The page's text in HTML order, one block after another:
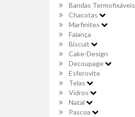
Bandas Termofixáveis
Chacotas
Marfinites
Faiança
Biscuit
Cake-Design
Decoupage
Esferovite
Telas
Vidros
Natal
Pascoa